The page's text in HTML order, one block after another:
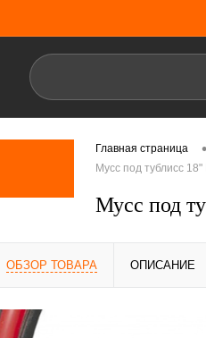
Главная страница •
Мусс под тублисс
Мусс под
ОБЗОР ТОВАРА ОПИСАНИЕ